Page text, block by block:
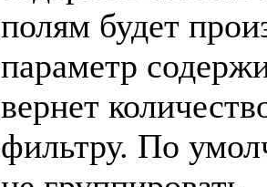
полям будет
параметр
вернет
фильтру. По